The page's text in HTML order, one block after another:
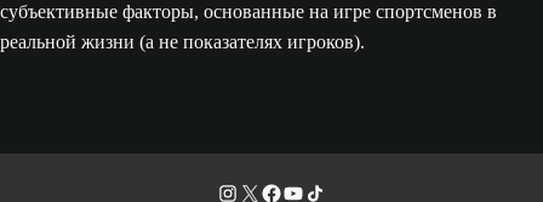
субъективные факторы, основанные на игре спортсменов в
реальной жизни (а не показателях игроков).